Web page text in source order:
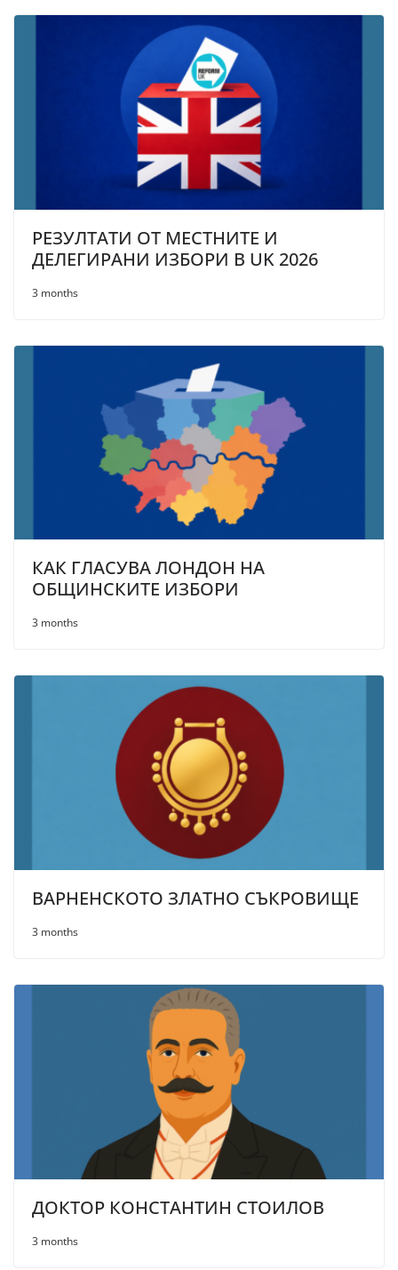
РЕЗУЛТАТИ ОТ МЕСТНИТЕ И
ДЕЛЕГИРАНИ ИЗБОРИ В UK 2026
3 months
КАК ГЛАСУВА ЛОНДОН НА
ОБЩИНСКИТЕ ИЗБОРИ
3 months
ВАРНЕНСКОТО ЗЛАТНО СЪКРОВИЩЕ
3 months
ДОКТОР КОНСТАНТИН СТОИЛОВ
3 months